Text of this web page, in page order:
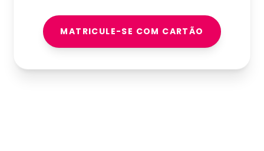
MATRICULE-SE COM CARTÃO